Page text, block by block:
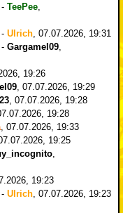
TeePee
Ulrich 07.07.2026, 19:31
Gargamel09
19:26
07.07.2026, 19:29
07.07.2026, 19:28
19:28
07.07.2026, 19:33
19:25
19:23
- Ulrich 07.07.2026, 19:23